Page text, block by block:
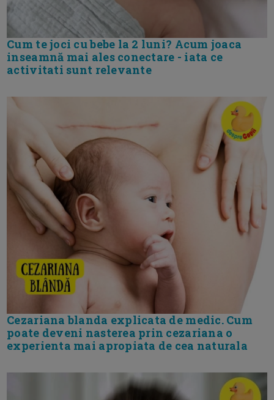
Cum te joci cu bebe la 2 luni? Acum joaca
inseamnă mai ales conectare - iata ce
activitati sunt relevante
Cezariana blanda explicata de medic. Cum
poate deveni nasterea prin cezariana o
experienta mai apropiata de cea naturala